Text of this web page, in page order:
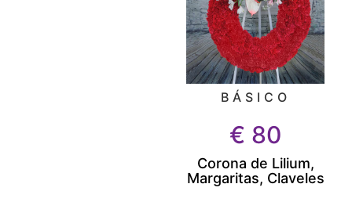
BÁSICO
€ 80
Corona de Lilium,
Margaritas, Claveles